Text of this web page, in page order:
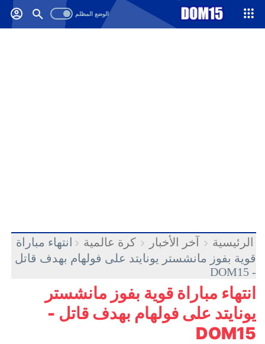
-->
الرئيسية آخر الأخبار كرة عالمية
انتهاء مباراة
قوية بفوز مانشستر يونايتد على فولهام بهدف قاتل
- DOM15
انتهاء مباراة قوية بفوز مانشستر
يونايتد على فولهام بهدف قاتل -
DOM15